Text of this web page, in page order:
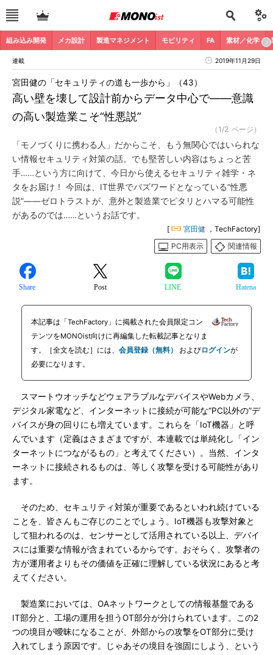
組み込み開発 メカ設計 製造マネジメント モビリティ FA 素材／化学
連載 2019年11月29日
高い壁を壊して設計前からデータ中心で――意識
の高い製造業こそ“性悪説”
宮田健の「セキュリティの道も一歩から」（43）
（1/2 ページ）
「モノづくりに携わる人」だからこそ、もう無関心ではいられな
い情報セキュリティ対策の話。でも堅苦しい内容はちょっと苦
手……という方に向けて、今日から使えるセキュリティ雑学・ネ
タをお届け！ 今回は、IT世界でバズワードとなっている“性悪
説”――ゼロトラストが、意外と製造業でピタリとハマる可能性
があるのでは……というお話です。
[ 宮田健 ，TechFactory]
PC用表示
関連情報
Share Post LINE Hatena
本記事は「TechFactory」に掲載された会員限定コン
テンツをMONOist向けに再編集した転載記事となりま
す。［全文を読む］には、 会員登録（無料） およびログインが
必要になります。
スマートウオッチなどウェアラブルなデバイスやWebカメラ、
デジタル家電など、インターネットに接続が可能な“PC以外の”デ
バイスが身の回りにも増えています。これらを「IoT機器」と呼
んでいます（定義はさまざまですが、本連載では単純化し「イン
ターネットにつながるもの」と考えてください）。当然、インタ
ーネットに接続されるものは、等しく攻撃を受ける可能性があり
ます。
そのため、セキュリティ対策が重要であるといわれ続けている
ことを、皆さんもご存じのことでしょう。IoT機器も攻撃対象と
して狙われるのは、センサーとして活用されている以上、デバイ
スには重要な情報が含まれているからです。おそらく、攻撃者の
方が運用者よりもその価値を正確に理解している状況にあると考
えてください。
製造業においては、OAネットワークとしての情報基盤である
IT部分と、工場の運用を担うOT部分が分けられています。この2
つの境目が曖昧になることが、外部からの攻撃をOT部分に受け
入れてしまう原因です。じゃあその境目を強固にしよう、という